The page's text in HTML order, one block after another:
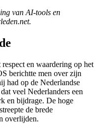
van AI-tools en
en waardering op het
berichtte men over zijn
had op de Nederlandse
veel Nederlanders een
en bijdrage. De hoge
de brede
overlijden.